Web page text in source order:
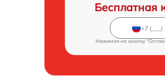
Бесплатная
Нажимая на кнопку